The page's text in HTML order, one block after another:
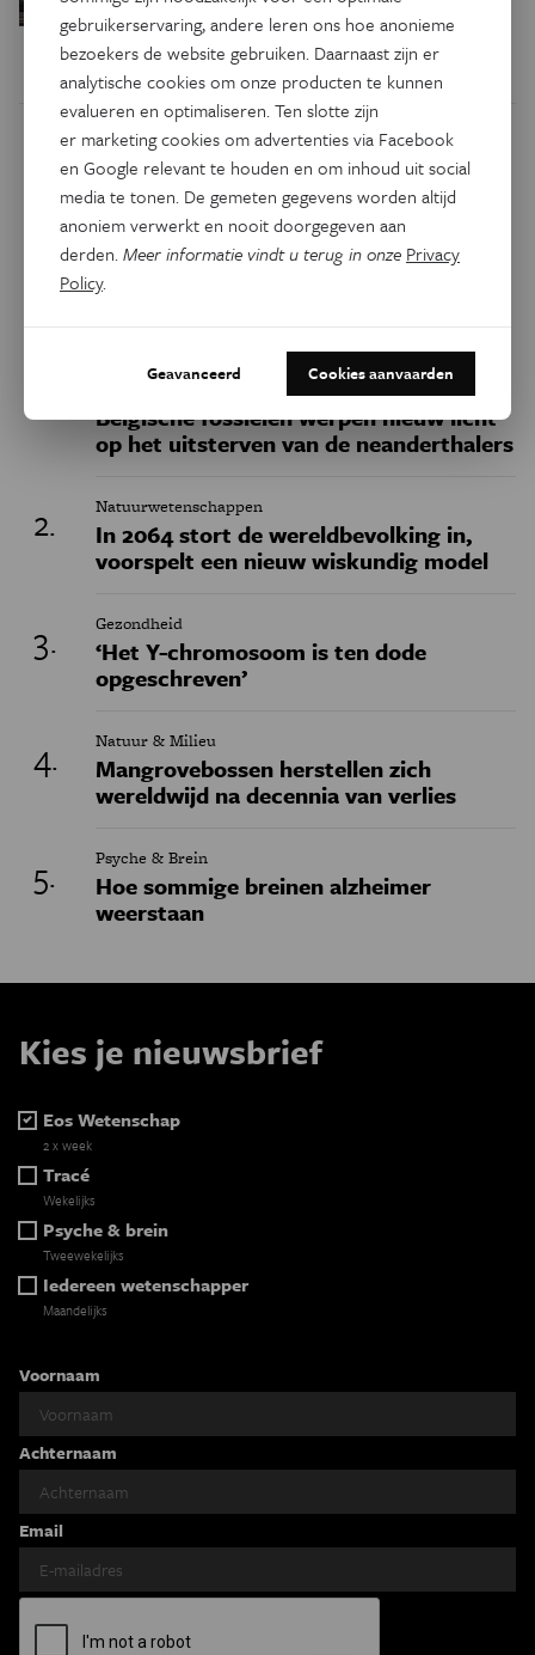
Dit artikel delen op:
Facebook Twitter Linkedin
Belgische fossielen werpen nieuw licht
op het uitsterven van de neanderthalers
Natuurwetenschappen
In 2064 stort de wereldbevolking in,
voorspelt een nieuw wiskundig model
Gezondheid
‘Het Y-chromosoom is ten dode
opgeschreven’
Natuur & Milieu
Mangrovebossen herstellen zich
wereldwijd na decennia van verlies
Psyche & Brein
Hoe sommige breinen alzheimer
weerstaan
Kies je nieuwsbrief
Eos Wetenschap
2 x week
Tracé
Wekelijks
Psyche & brein
Tweewekelijks
Iedereen wetenschapper
Maandelijks
Voornaam
Achternaam
Email
gebruikerservaring, andere leren ons hoe anonieme
bezoekers de website gebruiken. Daarnaast zijn er
analytische cookies om onze producten te kunnen
evalueren en optimaliseren. Ten slotte zijn
er marketing cookies om advertenties via Facebook
en Google relevant te houden en om inhoud uit social
media te tonen. De gemeten gegevens worden altijd
anoniem verwerkt en nooit doorgegeven aan
derden.Meer informatie vindt u terug in onze Privacy
Policy.
Geavanceerd Cookies aanvaarden